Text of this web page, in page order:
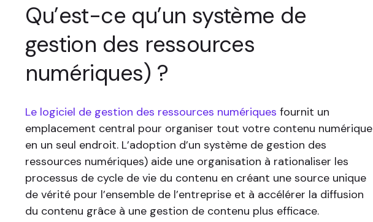
Qu’est-ce qu’un système de
gestion des ressources
numériques) ?
Le logiciel de gestion des ressources numériques fournit un
emplacement central pour organiser tout votre contenu numérique
en un seul endroit. L’adoption d’un système de gestion des
ressources numériques) aide une organisation à rationaliser les
processus de cycle de vie du contenu en créant une source unique
de vérité pour l’ensemble de l’entreprise et à accélérer la diffusion
du contenu grâce à une gestion de contenu plus efficace.